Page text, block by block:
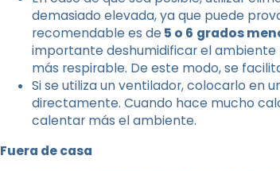
demasiado elevada, ya que puede
recomendable es de 5 o 6 grados
importante deshumidificar el ambiente
más respirable. De este modo, se
Si se utiliza un ventilador, colocarlo en
directamente. Cuando hace mucho
calentar más el ambiente.
Fuera de casa